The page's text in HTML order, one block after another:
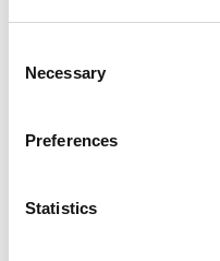
Selection
Necessary
Preferences
Statistics
坦诚沟通
我们分享我们的经验
标，这是我们保持透明